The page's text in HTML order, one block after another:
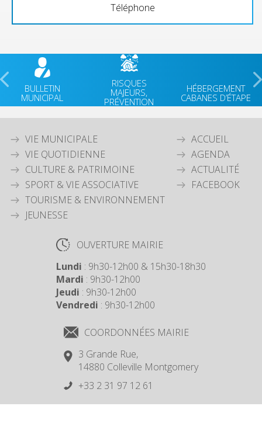
Téléphone
BULLETIN
MUNICIPAL
RISQUES
MAJEURS,
PRÉVENTION
HÉBERGEMENT
CABANES D’ÉTAPE
VIE MUNICIPALE
VIE QUOTIDIENNE
CULTURE & PATRIMOINE
SPORT & VIE ASSOCIATIVE
TOURISME & ENVIRONNEMENT
JEUNESSE
ACCUEIL
AGENDA
ACTUALITÉ
FACEBOOK
OUVERTURE MAIRIE
Lundi : 9h30-12h00 & 15h30-18h30
Mardi : 9h30-12h00
Jeudi : 9h30-12h00
Vendredi : 9h30-12h00
COORDONNÉES MAIRIE
3 Grande Rue,
14880 Colleville Montgomery
+33 2 31 97 12 61